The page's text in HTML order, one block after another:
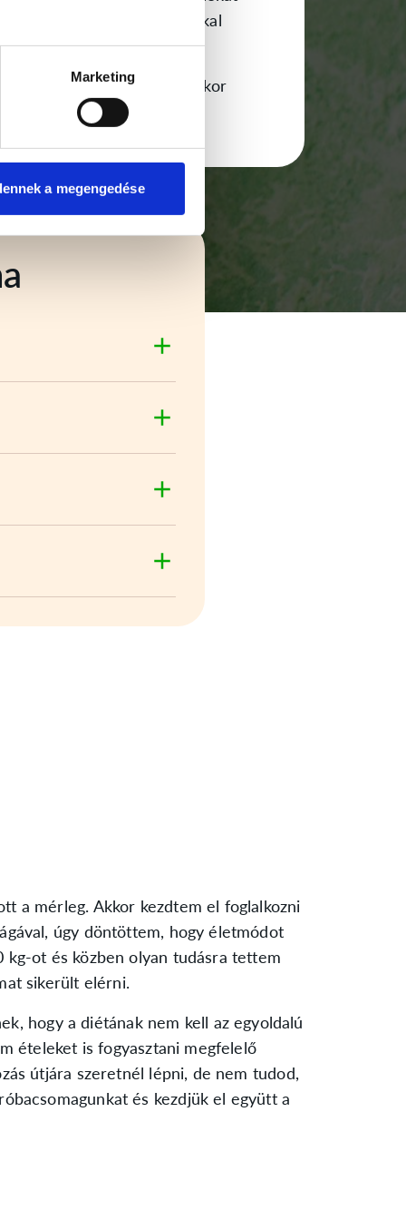
Marketing
a megengedése
gluténmentes alapanyagokkal
helyettesítjük.
... allergiás vagya dióra, akkor
kihagyjuk.
a mérleg. Akkor kezdtem el foglalkozni
úgy döntöttem, hogy életmódot
ot és közben olyan tudásra tettem
sikerült elérni.
hogy a diétának nem kell az egyoldalú
ételeket is fogyasztani megfelelő
útjára szeretnél lépni, de nem tudod,
és kezdjük el együtt a